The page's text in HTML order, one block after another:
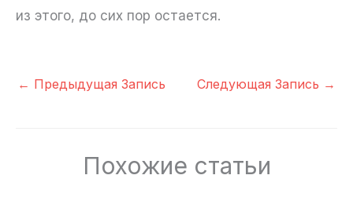
из этого, до сих пор остается.
← Предыдущая Запись Следующая Запись →
Похожие статьи